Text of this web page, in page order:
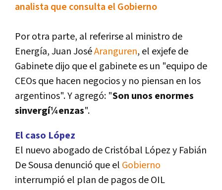
analista que consulta el Gobierno
Por otra parte, al referirse al ministro de
Energí­a, Juan JoséAranguren, el exjefe de
Gabinete dijo que el gabinete es un "equipo de
CEOs que hacen negocios y no piensan en los
argentinos". Y agregó: "Son unos enormes
sinvergí¼enzas".
El caso López
El nuevo abogado de Cristóbal López y Fabián
De Sousa denunció que el Gobierno
interrumpió el plan de pagos de OIL